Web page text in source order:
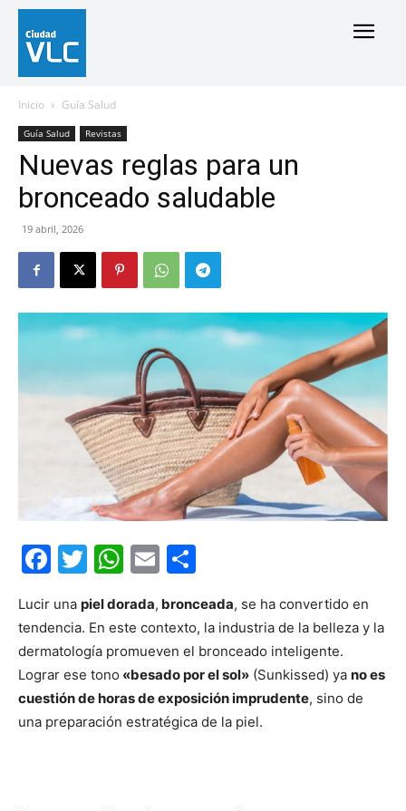
Inicio Guía Salud
Guía Salud Revistas
Nuevas reglas para un
bronceado saludable
19 abril, 2026
Facebook
Twitter
WhatsApp
Email
Lucir una piel dorada, bronceada, se ha convertido en
tendencia. En este contexto, la industria de la belleza y la
dermatología promueven el bronceado inteligente.
Lograr ese tono «besado por el sol» (Sunkissed) ya no es
cuestión de horas de exposición imprudente, sino de
una preparación estratégica de la piel.